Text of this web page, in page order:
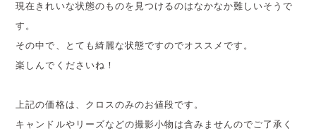
現在きれいな状態のものを見つけるのはなかなか難しいそうで
す。
その中で、とても綺麗な状態ですのでオススメです。
楽しんでくださいね！
上記の価格は、クロスのみのお値段です。
キャンドルやリーズなどの撮影小物は含みませんのでご了承く